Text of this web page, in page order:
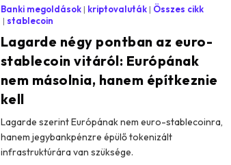
Lagarde négy pontban az euro-
stablecoin vitáról: Európának
nem másolnia, hanem építkeznie
kell
Banki megoldások kriptovaluták
Összes cikk
stablecoin
Lagarde szerint Európának nem euro-stablecoinra,
hanem jegybankpénzre épülő tokenizált
infrastruktúrára van szüksége.